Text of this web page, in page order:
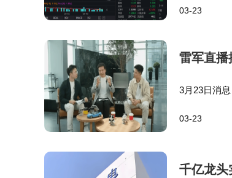
将其发射至轨道。他表示，要实现太
能见证月球质量投射器的建成，那将
03-23
雷军直播
3月23日消
直播中表示
03-23
千亿龙头